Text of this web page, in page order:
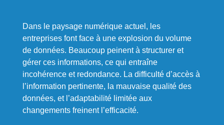
Dans le paysage numérique actuel, les
entreprises font face à une explosion du volume
de données. Beaucoup peinent à structurer et
gérer ces informations, ce qui entraîne
incohérence et redondance. La difficulté d’accès à
l’information pertinente, la mauvaise qualité des
données, et l’adaptabilité limitée aux
changements freinent l’efficacité.